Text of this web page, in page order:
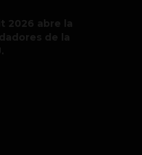
2026 abre la
de la